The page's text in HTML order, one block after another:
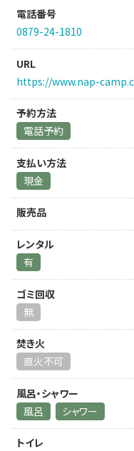
電話番号
0879-24-1810
URL
https://www.nap-
予約方法
電話予約
支払い方法
現金
販売品
レンタル
有
ゴミ回収
無
焚き火
直火不可
風呂・シャワー
風呂
シャワー
トイレ